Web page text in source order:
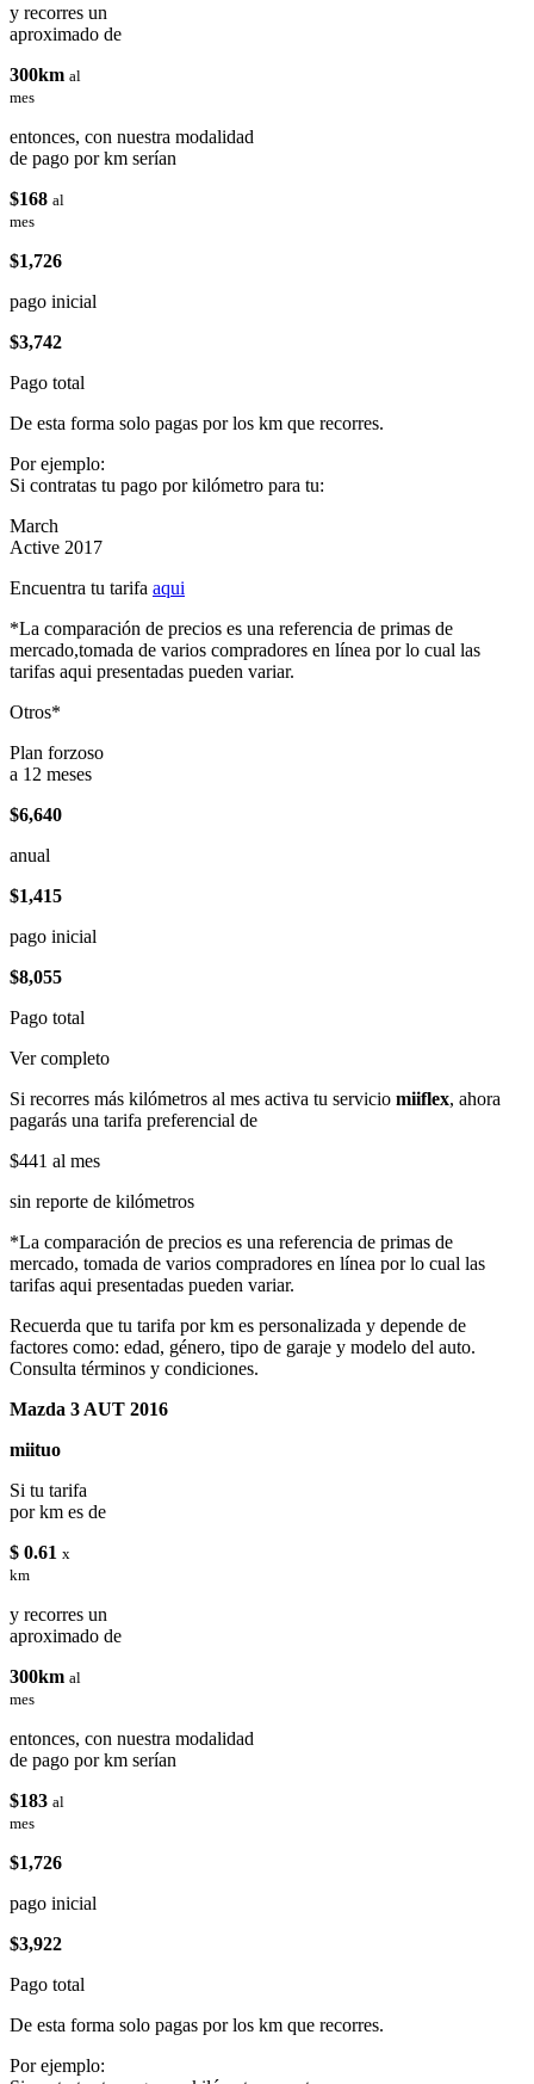
y recorres un
aproximado de
300km al
mes
entonces, con nuestra modalidad
de pago por km serían
$168 al
mes
$1,726
pago inicial
$3,742
Pago total
De esta forma solo pagas por los km que recorres.
Por ejemplo:
Si contratas tu pago por kilómetro para tu:
March
Active 2017
Encuentra tu tarifa aqui
*La comparación de precios es una referencia de primas de
mercado,tomada de varios compradores en línea por lo cual las
tarifas aqui presentadas pueden variar.
Otros*
Plan forzoso
a 12 meses
$6,640
anual
$1,415
pago inicial
$8,055
Pago total
Ver completo
Si recorres más kilómetros al mes activa tu servicio miiflex, ahora
pagarás una tarifa preferencial de
$441 al mes
sin reporte de kilómetros
*La comparación de precios es una referencia de primas de
mercado, tomada de varios compradores en línea por lo cual las
tarifas aqui presentadas pueden variar.
Recuerda que tu tarifa por km es personalizada y depende de
factores como: edad, género, tipo de garaje y modelo del auto.
Consulta términos y condiciones.
Mazda 3 AUT 2016
miituo
Si tu tarifa
por km es de
$ 0.61 x
km
y recorres un
aproximado de
300km al
mes
entonces, con nuestra modalidad
de pago por km serían
$183 al
mes
$1,726
pago inicial
$3,922
Pago total
De esta forma solo pagas por los km que recorres.
Por ejemplo: